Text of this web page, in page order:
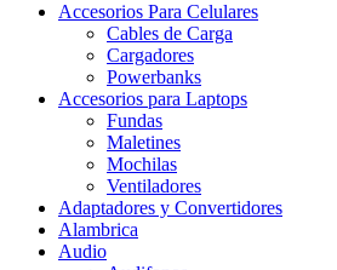
Accesorios Para Celulares
Cables de Carga
Cargadores
Powerbanks
Accesorios para Laptops
Fundas
Maletines
Mochilas
Ventiladores
Adaptadores y Convertidores
Alambrica
Audio